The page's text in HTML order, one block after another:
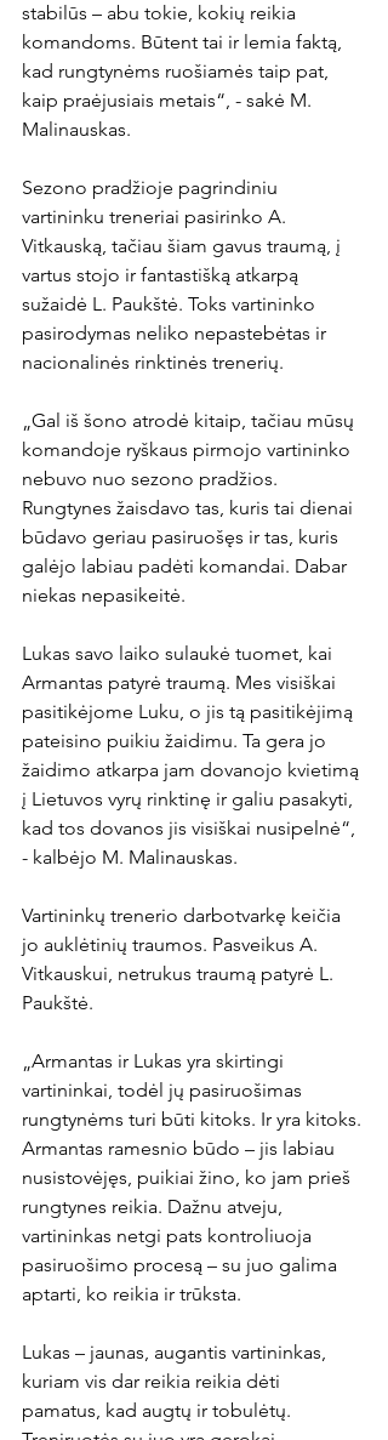
stabilūs – abu tokie, kokių reikia
komandoms. Būtent tai ir lemia faktą,
kad rungtynėms ruošiamės taip pat,
kaip praėjusiais metais“, - sakė M.
Malinauskas.
Sezono pradžioje pagrindiniu
vartininku treneriai pasirinko A.
Vitkauską, tačiau šiam gavus traumą, į
vartus stojo ir fantastišką atkarpą
sužaidė L. Paukštė. Toks vartininko
pasirodymas neliko nepastebėtas ir
nacionalinės rinktinės trenerių.
„Gal iš šono atrodė kitaip, tačiau mūsų
komandoje ryškaus pirmojo vartininko
nebuvo nuo sezono pradžios.
Rungtynes žaisdavo tas, kuris tai dienai
būdavo geriau pasiruošęs ir tas, kuris
galėjo labiau padėti komandai. Dabar
niekas nepasikeitė.
Lukas savo laiko sulaukė tuomet, kai
Armantas patyrė traumą. Mes visiškai
pasitikėjome Luku, o jis tą pasitikėjimą
pateisino puikiu žaidimu. Ta gera jo
žaidimo atkarpa jam dovanojo kvietimą
į Lietuvos vyrų rinktinę ir galiu pasakyti,
kad tos dovanos jis visiškai nusipelnė“,
- kalbėjo M. Malinauskas.
Vartininkų trenerio darbotvarkę keičia
jo auklėtinių traumos. Pasveikus A.
Vitkauskui, netrukus traumą patyrė L.
Paukštė.
„Armantas ir Lukas yra skirtingi
vartininkai, todėl jų pasiruošimas
rungtynėms turi būti kitoks. Ir yra kitoks.
Armantas ramesnio būdo – jis labiau
nusistovėjęs, puikiai žino, ko jam prieš
rungtynes reikia. Dažnu atveju,
vartininkas netgi pats kontroliuoja
pasiruošimo procesą – su juo galima
aptarti, ko reikia ir trūksta.
Lukas – jaunas, augantis vartininkas,
kuriam vis dar reikia reikia dėti
pamatus, kad augtų ir tobulėtų.